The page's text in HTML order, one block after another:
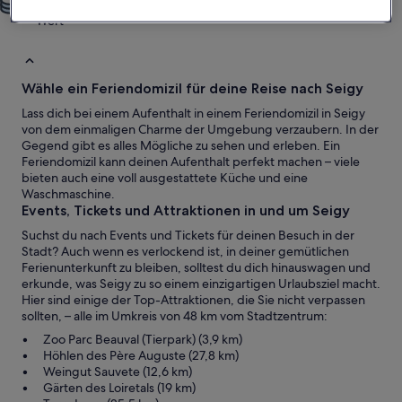
Wert
Wähle ein Feriendomizil für deine Reise nach Seigy
Lass dich bei einem Aufenthalt in einem Feriendomizil in Seigy
von dem einmaligen Charme der Umgebung verzaubern. In der
Gegend gibt es alles Mögliche zu sehen und erleben. Ein
Feriendomizil kann deinen Aufenthalt perfekt machen – viele
bieten auch eine voll ausgestattete Küche und eine
Waschmaschine.
Events, Tickets und Attraktionen in und um Seigy
Suchst du nach Events und Tickets für deinen Besuch in der
Stadt? Auch wenn es verlockend ist, in deiner gemütlichen
Ferienunterkunft zu bleiben, solltest du dich hinauswagen und
erkunde, was Seigy zu so einem einzigartigen Urlaubsziel macht.
Hier sind einige der Top-Attraktionen, die Sie nicht verpassen
sollten, – alle im Umkreis von 48 km vom Stadtzentrum:
Zoo Parc Beauval (Tierpark) (3,9 km)
Höhlen des Père Auguste (27,8 km)
Weingut Sauvete (12,6 km)
Gärten des Loiretals (19 km)